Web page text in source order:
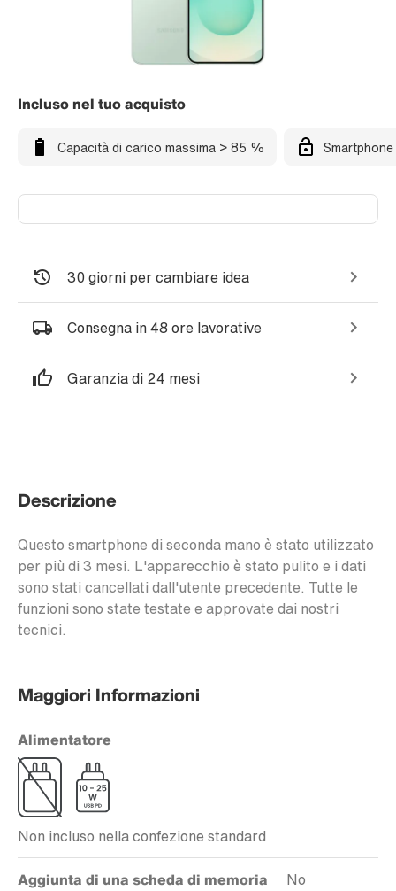
Incluso nel tuo acquisto
Capacità di carico massima > 85 %
30 giorni per cambiare idea
Consegna in 48 ore lavorative
Garanzia di 24 mesi
Descrizione
Questo smartphone di seconda mano è stato utilizzato
per più di 3 mesi. L'apparecchio è stato pulito e i dati
sono stati cancellati dall'utente precedente. Tutte le
funzioni sono state testate e approvate dai nostri
tecnici.
Maggiori Informazioni
Alimentatore
Non incluso nella confezione standard
Aggiunta di una scheda di memoria No